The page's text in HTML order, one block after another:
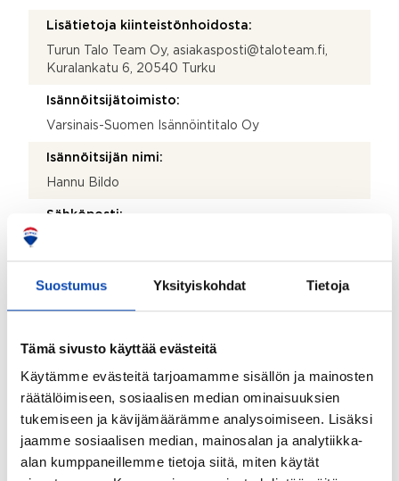
Suostumus Yksityiskohdat Tietoja
Tämä sivusto käyttää evästeitä
Käytämme evästeitä tarjoamamme sisällön ja mainosten
räätälöimiseen, sosiaalisen median ominaisuuksien
tukemiseen ja kävijämäärämme analysoimiseen. Lisäksi
jaamme sosiaalisen median, mainosalan ja analytiikka-
alan kumppaneillemme tietoja siitä, miten käytät
Lisätietoja kiinteistönhoidosta:
Turun Talo Team Oy, asiakasposti@taloteam.fi,
Kuralankatu 6, 20540 Turku
Isännöitsijätoimisto:
Varsinais-Suomen Isännöintitalo Oy
Isännöitsijän nimi:
Hannu Bildo
Sähköposti:
Maariankatu 4 C
Postitoimipaikka:
Turku